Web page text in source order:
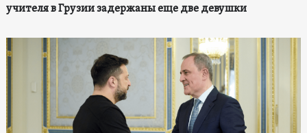
учителя в Грузии задержаны еще две девушки